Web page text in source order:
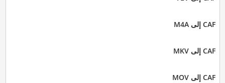
CAF إلى M4A
CAF إلى MKV
CAF إلى MOV